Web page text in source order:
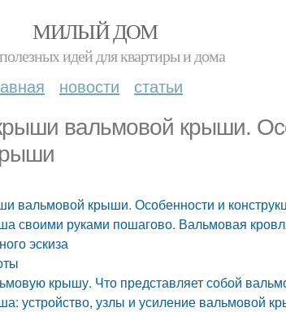
МИЛЫЙ ДОМ
идей для квартиры и дома
новости статьи
вальмовой крыши.
вальмовой крыши. Особенности и
своими руками пошагово. Вальмовая
эскиза
крышу. Что представляет собой
устройство, узлы и усиление вальмовой